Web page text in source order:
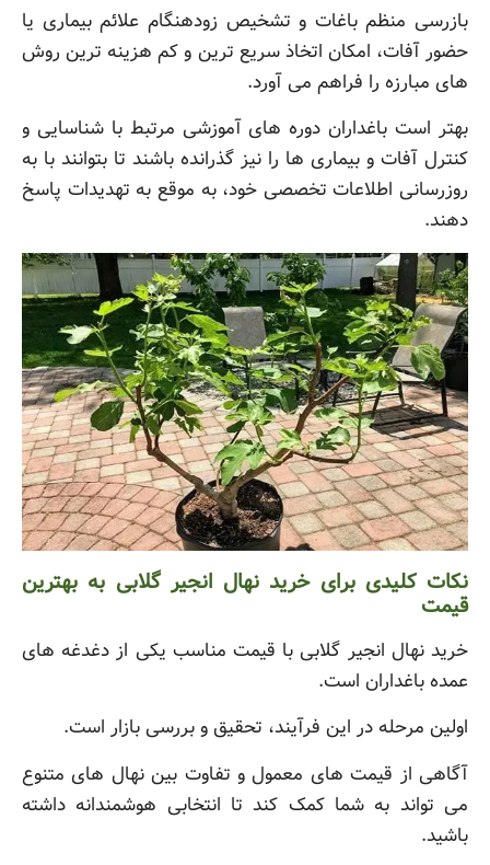
بازرسی منظم باغات و تشخیص زودهنگام علائم بیماری یا
حضور آفات، امکان اتخاذ سریع ترین و کم هزینه ترین روش
های مبارزه را فراهم می آورد.
بهتر است باغداران دوره های آموزشی مرتبط با شناسایی و
کنترل آفات و بیماری ها را نیز گذرانده باشند تا بتوانند با به
روزرسانی اطلاعات تخصصی خود، به موقع به تهدیدات پاسخ
دهند.
نکات کلیدی برای خرید نهال انجیر گلابی به بهترین
قیمت
خرید نهال انجیر گلابی با قیمت مناسب یکی از دغدغه های
عمده باغداران است.
اولین مرحله در این فرآیند، تحقیق و بررسی بازار است.
آگاهی از قیمت های معمول و تفاوت بین نهال های متنوع
می تواند به شما کمک کند تا انتخابی هوشمندانه داشته
باشید.